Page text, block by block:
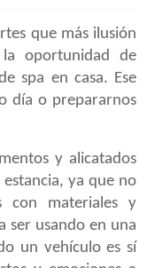
que más ilusión
oportunidad de
spa en casa. Ese
día o prepararnos
y alicatados
ya que no
con materiales y
ser usando en una
un vehículo es sí